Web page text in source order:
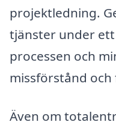
projektledning.
tjänster under
processen och
missförstånd
Även om